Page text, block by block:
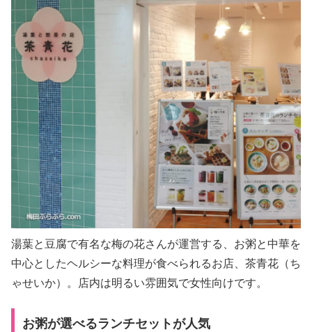
湯葉と豆腐で有名な梅の花さんが運営する、お粥と中華を
中心としたヘルシーな料理が食べられるお店、茶青花（ち
ゃせいか）。店内は明るい雰囲気で女性向けです。
お粥が選べるランチセットが人気